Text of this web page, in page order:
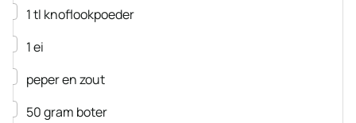
▢
1tl knoflookpoeder
▢
1ei
▢
peper en zout
▢
50gram boter